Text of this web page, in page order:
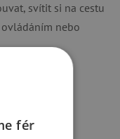
svítit si na cestu
nebo
fér